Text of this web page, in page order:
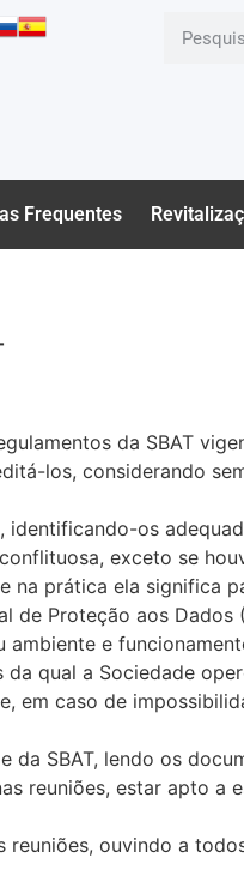
Frequentes
da SBAT
los, considerando
os
exceto se
prática ela significa
de Proteção aos Dados
e
qual a Sociedade
em caso de
SBAT, lendo os
reuniões, estar apto a
ouvindo a